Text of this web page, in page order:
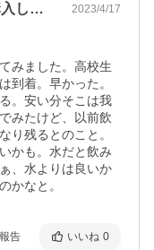
値段安く、口コミ良かったから購入してみ… 2023/4/17
みました。高校生
到着。早かった。
。安い分そこは我
みたけど、以前飲
り残るとのこと。
かも。水だと飲み
、水よりは良いか
かなと。
告 いいね 0